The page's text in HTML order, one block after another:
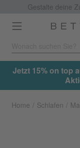
Gestalte deine
Toggle
navigation
Jetzt 15% on top
Home Schlafen